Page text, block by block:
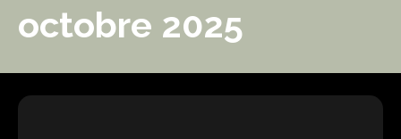
octobre 2025